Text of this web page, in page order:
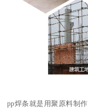
pp焊条就是用聚原料制